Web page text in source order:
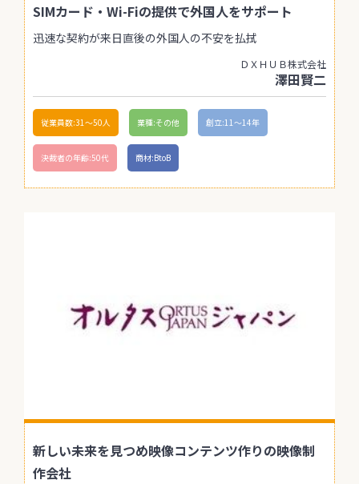
SIMカード・Wi-Fiの提供で外国人をサポート
迅速な契約が来日直後の外国人の不安を払拭
ＤＸＨＵＢ株式会社
澤田賢二
従業員数:31〜50人 業種:その他 創立:11〜14年
決裁者の年齢:50代 商材:BtoB
新しい未来を見つめ映像コンテンツ作りの映像制
作会社